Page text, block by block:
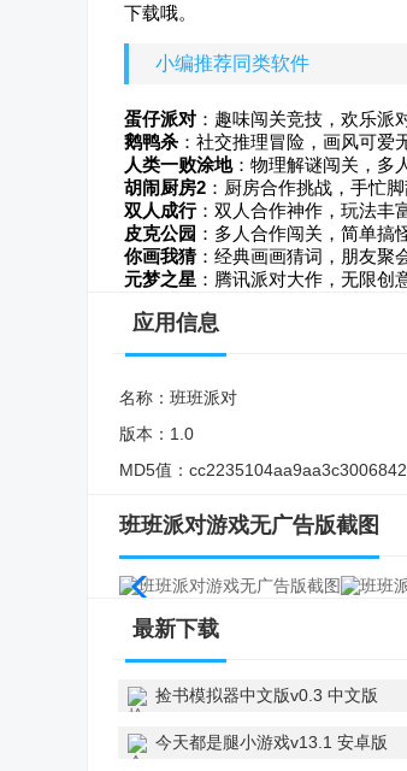
下载哦。
小编推荐同类软件
蛋仔派对 ：趣味闯关竞技，欢乐派
鹅鸭杀 ：社交推理冒险，画风可爱
人类一败涂地：物理解谜闯关，多
胡闹厨房2 ：厨房合作挑战，手忙
双人成行：双人合作神作，玩法丰
皮克公园 ：多人合作闯关，简单搞
你画我猜：经典画画猜词，朋友聚
元梦之星 ：腾讯派对大作，无限创
应用信息
名称： 班班派对
版本： 1.0
MD5值：
班班派对游戏无广告版截图
最新下载
捡书模拟器中文版v0.3 中文版
今天都是腿小游戏v13.1 安卓版